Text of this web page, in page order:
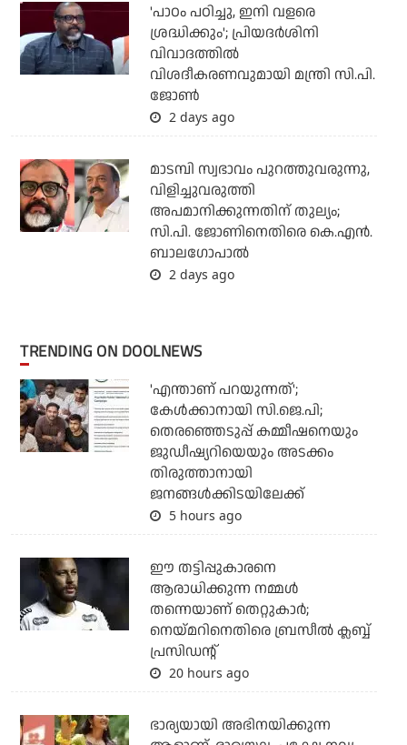
'പാഠം പഠിച്ചു, ഇനി വളരെ
ശ്രദ്ധിക്കും'; പ്രിയദര്‍ശിനി
വിവാദത്തില്‍
വിശദീകരണവുമായി മന്ത്രി സി.പി.
ജോണ്‍
2 days ago
മാടമ്പി സ്വഭാവം പുറത്തുവരുന്നു,
വിളിച്ചുവരുത്തി
അപമാനിക്കുന്നതിന് തുല്യം;
സി.പി. ജോണിനെതിരെ കെ.എന്‍.
ബാലഗോപാല്‍
2 days ago
TRENDING ON DOOLNEWS
'എന്താണ് പറയുന്നത്';
കേള്‍ക്കാനായി സി.ജെ.പി;
തെരഞ്ഞെടുപ്പ് കമ്മീഷനെയും
ജുഡീഷ്യറിയെയും അടക്കം
തിരുത്താനായി
ജനങ്ങള്‍ക്കിടയിലേക്ക്
5 hours ago
ഈ തട്ടിപ്പുകാരനെ
ആരാധിക്കുന്ന നമ്മള്‍
തന്നെയാണ് തെറ്റുകാര്‍;
നെയ്മറിനെതിരെ ബ്രസീല്‍ ക്ലബ്ബ്
പ്രസിഡന്റ്
20 hours ago
ഭാര്യയായി അഭിനയിക്കുന്ന